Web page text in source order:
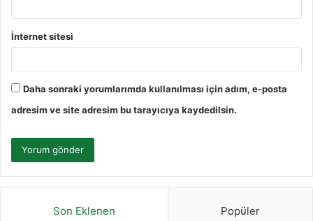
İnternet sitesi
Daha sonraki yorumlarımda kullanılması için adım, e-posta
adresim ve site adresim bu tarayıcıya kaydedilsin.
Son Eklenen Popüler